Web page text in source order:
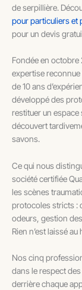
de serpillière.
pour particuliers et
pour un devis
Fondée en octobre
expertise
de 10 ans
développé des
restituer un
découvert
savons.
Ce qui nous
société certifiée
les scènes
protocoles stricts :
odeurs, gestion
Rien n’est laissé
Nos cinq
dans le respect
derrière chaque